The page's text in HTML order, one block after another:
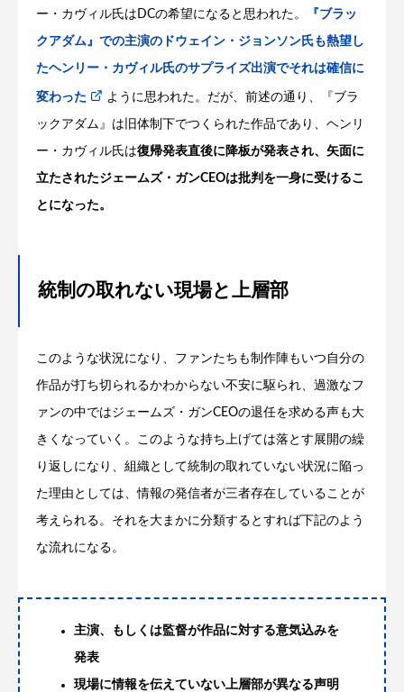
ー・カヴィル氏はDCの希望になると思われた。 『ブラッ
クアダム』での主演のドウェイン・ジョンソン氏も熱望し
たヘンリー・カヴィル氏のサプライズ出演でそれは確信に
変わった ように思われた。だが、前述の通り、『ブラ
ックアダム』は旧体制下でつくられた作品であり、ヘンリ
ー・カヴィル氏は復帰発表直後に降板が発表され、矢面に
立たされたジェームズ・ガンCEOは批判を一身に受けるこ
とになった。
統制の取れない現場と上層部
このような状況になり、ファンたちも制作陣もいつ自分の
作品が打ち切られるかわからない不安に駆られ、過激なフ
ァンの中ではジェームズ・ガンCEOの退任を求める声も大
きくなっていく。このような持ち上げては落とす展開の繰
り返しになり、組織として統制の取れていない状況に陥っ
た理由としては、情報の発信者が三者存在していることが
考えられる。それを大まかに分類するとすれば下記のよう
な流れになる。
主演、もしくは監督が作品に対する意気込みを
発表
現場に情報を伝えていない上層部が異なる声明